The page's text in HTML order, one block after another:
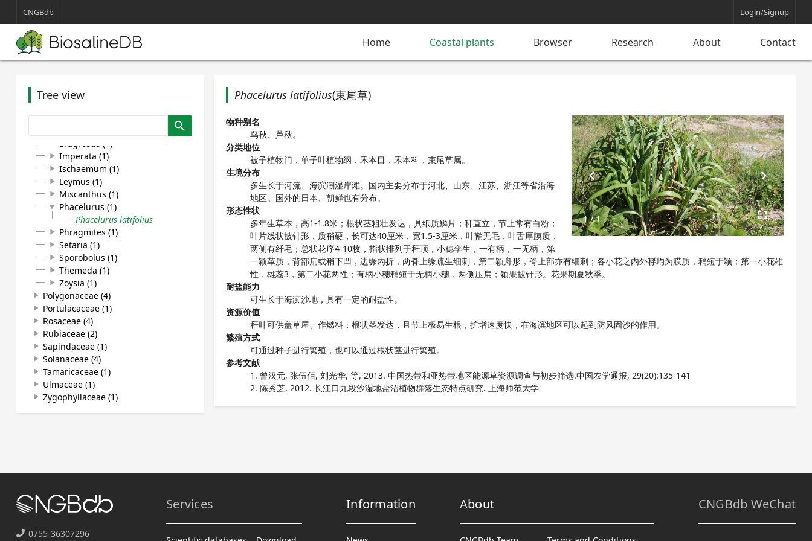
CNGBdb Login/Signup
Home Coastal plants Browser Research About Contact
Tree view
search
play_arrow Poaceae (20)
play_arrow Bromus (1)
play_arrow Digitaria (1)
play_arrow Eleusine (1)
play_arrow Imperata (1)
play_arrow Ischaemum (1)
play_arrow Leymus (1)
play_arrow Miscanthus (1)
play_arrow Phacelurus (1)
Phacelurus latifolius
play_arrow Phragmites (1)
play_arrow Setaria (1)
play_arrow Sporobolus (1)
play_arrow Themeda (1)
play_arrow Zoysia (1)
play_arrow Polygonaceae (4)
play_arrow Portulacaceae (1)
play_arrow Rosaceae (4)
play_arrow Rubiaceae (2)
play_arrow Sapindaceae (1)
play_arrow Solanaceae (4)
play_arrow Tamaricaceae (1)
play_arrow Ulmaceae (1)
play_arrow Zygophyllaceae (1)
Phacelurus latifolius(束尾草)
chevron_left chevron_right
1 / 1 fullscreen
物种别名
鸟秋、芦秋。
分类地位
被子植物门，单子叶植物纲，禾本目，禾本科，束尾草属。
生境分布
多生长于河流、海滨潮湿岸滩。国内主要分布于河北、山东、江苏、浙江等省沿海
地区。国外的日本、朝鲜也有分布。
形态性状
多年生草本，高1-1.8米；根状茎粗壮发达，具纸质鳞片；秆直立，节上常有白粉；
叶片线状披针形，质稍硬，长可达40厘米，宽1.5-3厘米，叶鞘无毛，叶舌厚膜质，
两侧有纤毛；总状花序4-10枚，指状排列于秆顶，小穗孪生，一有柄，一无柄，第
一颖革质，背部扁或稍下凹，边缘内折，两脊上缘疏生细刺，第二颖舟形，脊上部亦有细刺；各小花之内外稃均为膜质，稍短于颖；第一小花雄
性，雄蕊3，第二小花两性；有柄小穗稍短于无柄小穗，两侧压扁；颖果披针形。花果期夏秋季。
耐盐能力
可生长于海滨沙地，具有一定的耐盐性。
资源价值
秆叶可供盖草屋、作燃料；根状茎发达，且节上极易生根，扩增速度快，在海滨地区可以起到防风固沙的作用。
繁殖方式
可通过种子进行繁殖，也可以通过根状茎进行繁殖。
参考文献
曾汉元, 张伍佰, 刘光华, 等, 2013. 中国热带和亚热带地区能源草资源调查与初步筛选.中国农学通报, 29(20):135-141
陈秀芝, 2012. 长江口九段沙湿地盐沼植物群落生态特点研究. 上海师范大学
0755-36307296
Services Information About CNGBdb WeChat